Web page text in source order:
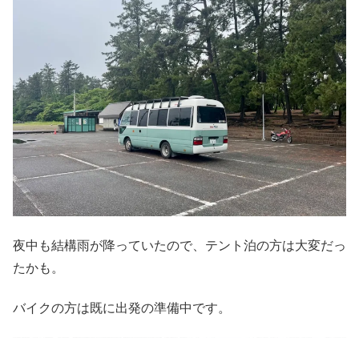
夜中も結構雨が降っていたので、テント泊の方は大変だっ
たかも。
バイクの方は既に出発の準備中です。